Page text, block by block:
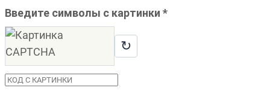
Введите символы с картинки *
↻